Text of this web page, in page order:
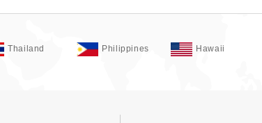
Thailand Philippines Hawaii